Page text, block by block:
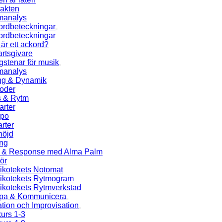
ett ackord?
för musik
& Dynamik
& Rytm
Response med Alma Palm
Notomat
Rytmogram
Rytmverkstad
& Kommunicera
och Improvisation
1-3